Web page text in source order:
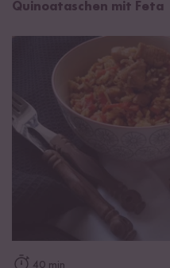
Quinoataschen mit Feta
40 min